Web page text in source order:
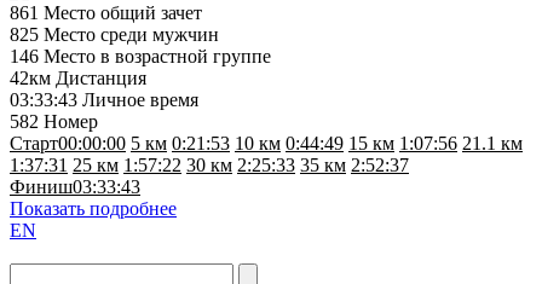
861 Место общий зачет
825 Место среди мужчин
146 Место в возрастной группе
42км Дистанция
03:33:43 Личное время
582 Номер
Старт00:00:00 5 км 0:21:53 10 км 0:44:49 15 км 1:07:56 21.1 км
1:37:31 25 км 1:57:22 30 км 2:25:33 35 км 2:52:37
Финиш03:33:43
Показать подробнее
EN